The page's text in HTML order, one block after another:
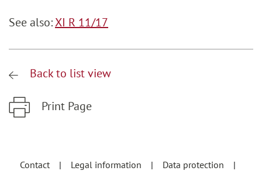
See also:XI R 11/17
Back to list view
Print Page
Contact
Legal information Data protection